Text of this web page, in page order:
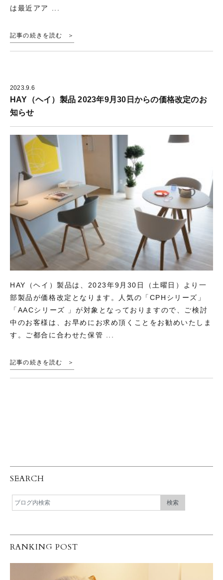
は最近アア ...
記事の続きを読む
2023.9.6
HAY（ヘイ）製品 2023年9月30日からの価格改定のお
知らせ
HAY（ヘイ）製品は、2023年9月30日（土曜日）より一
部製品が価格改定となります。人気の「CPHシリーズ」
「AACシリーズ 」が対象となっておりますので、ご検討
中のお客様は、お早めにお求め頂くことをお勧めいたしま
す。ご都合に合わせた保管 ...
記事の続きを読む
SEARCH
RANKING POST